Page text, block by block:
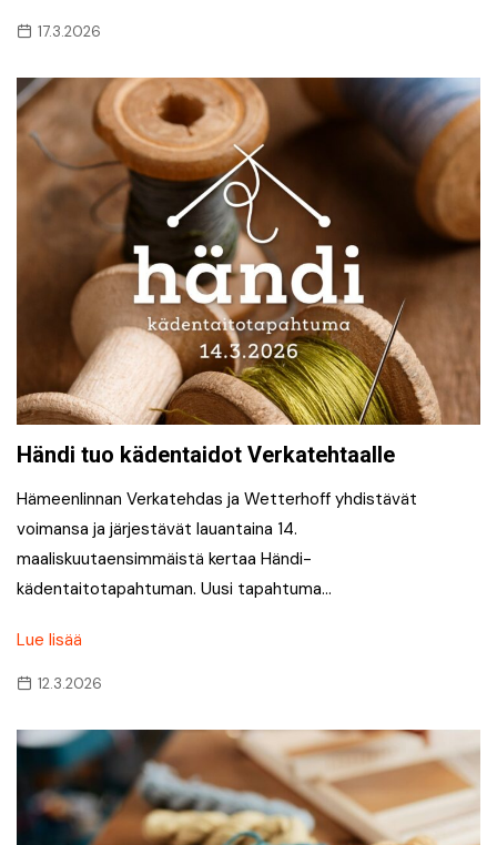
17.3.2026
Händi tuo kädentaidot Verkatehtaalle
Hämeenlinnan Verkatehdas ja Wetterhoff yhdistävät
voimansa ja järjestävät lauantaina 14.
maaliskuutaensimmäistä kertaa Händi-
kädentaitotapahtuman. Uusi tapahtuma…
Lue lisää
12.3.2026